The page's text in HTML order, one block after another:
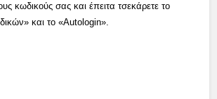
κωδικούς σας και έπειτα τσεκάρετε το
και το «Autologin».